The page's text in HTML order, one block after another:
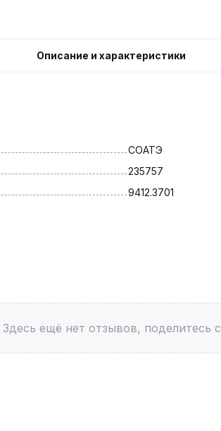
Описание и характеристики
СОАТЭ
235757
9412.3701
Здесь ещё нет отзывов, поделитесь